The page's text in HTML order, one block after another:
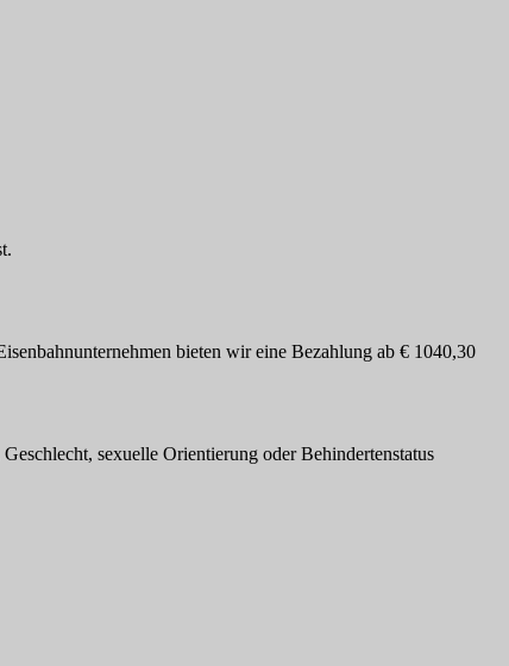
bieten wir eine Bezahlung ab € 1040,30
sexuelle Orientierung oder Behindertenstatus